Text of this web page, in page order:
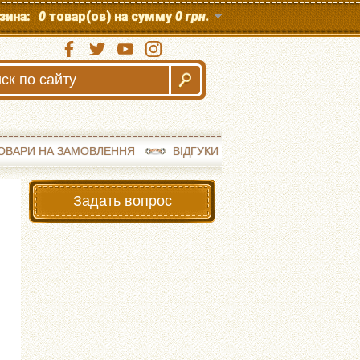
0товар(ов) на сумму0 грн.
НА ЗАМОВЛЕННЯ ВІДГУКИ
Задать вопрос